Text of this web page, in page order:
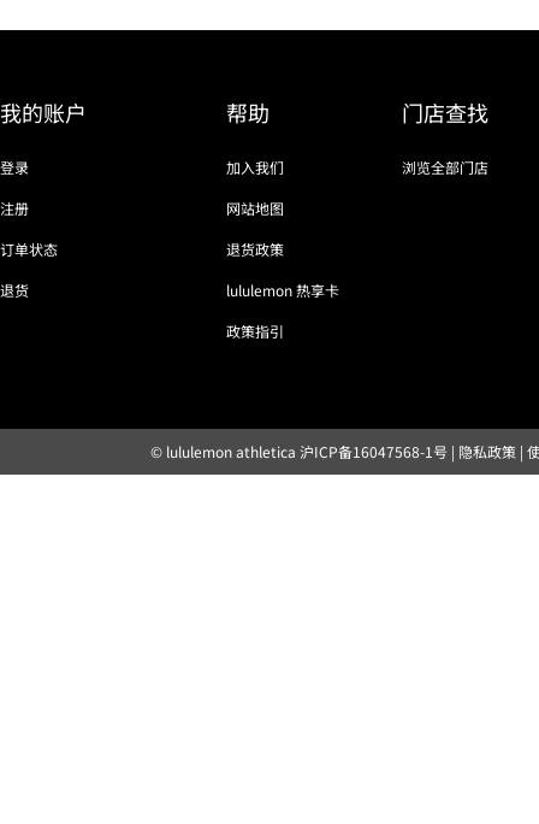
我的账户
登录
注册
订单状态
退货
帮助
加入我们
网站地图
退货政策
lululemon 热享卡
政策指引
门店查找
浏览全部门店
© lululemon athletica 沪ICP备16047568-1号 | 隐私政策|